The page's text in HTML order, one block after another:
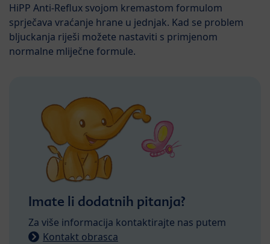
HiPP Anti-Reflux svojom kremastom formulom
sprječava vraćanje hrane u jednjak. Kad se problem
bljuckanja riješi možete nastaviti s primjenom
normalne mliječne formule.
Imate li dodatnih pitanja?
Za više informacija kontaktirajte nas putem
Kontakt obrasca